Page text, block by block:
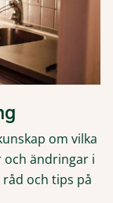
om vilka
och ändringar i
och tips på